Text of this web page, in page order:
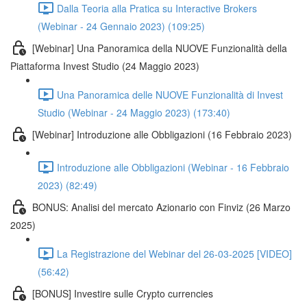
Dalla Teoria alla Pratica su Interactive Brokers
(Webinar - 24 Gennaio 2023) (109:25)
[Webinar] Una Panoramica della NUOVE Funzionalità della
Piattaforma Invest Studio (24 Maggio 2023)
Una Panoramica delle NUOVE Funzionalità di Invest
Studio (Webinar - 24 Maggio 2023) (173:40)
[Webinar] Introduzione alle Obbligazioni (16 Febbraio 2023)
Introduzione alle Obbligazioni (Webinar - 16 Febbraio
2023) (82:49)
BONUS: Analisi del mercato Azionario con Finviz (26 Marzo
2025)
La Registrazione del Webinar del 26-03-2025 [VIDEO]
(56:42)
[BONUS] Investire sulle Crypto currencies